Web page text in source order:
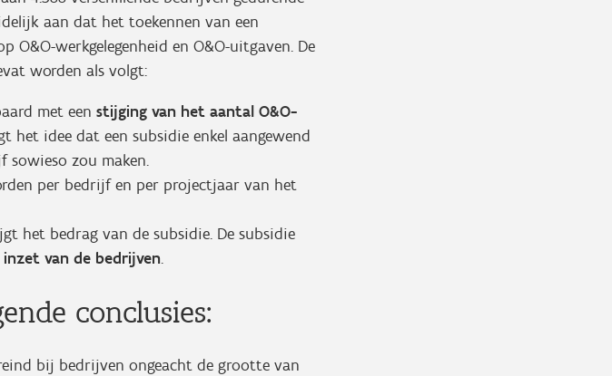
aan dat het toekennen van een
O&O-werkgelegenheid en O&O-uitgaven. De
worden als volgt:
met eenstijging van het aantal O&O-
het idee dat een subsidie enkel aangewend
zou maken.
per bedrijf en per projectjaar van het
het bedrag van de subsidie. De subsidie
van de bedrijven.
conclusies:
bij bedrijven ongeacht de grootte van